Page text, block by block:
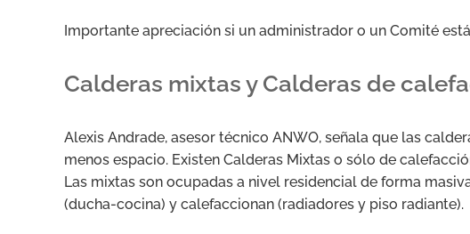
Importante apreciación si un administrador o un Comité
Calderas mixtas y Calderas de
Alexis Andrade, asesor técnico ANWO, señala que las
menos espacio. Existen Calderas Mixtas o sólo de
Las mixtas son ocupadas a nivel residencial de forma
(ducha-cocina) y calefaccionan (radiadores y piso radiante).